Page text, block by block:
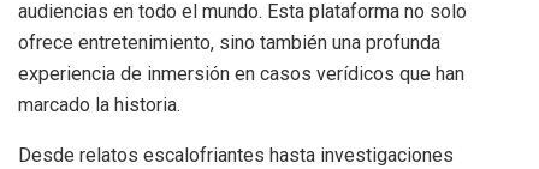
audiencias en todo el mundo. Esta plataforma no solo
ofrece entretenimiento, sino también una profunda
experiencia de inmersión en casos verídicos que han
marcado la historia.
Desde relatos escalofriantes hasta investigaciones